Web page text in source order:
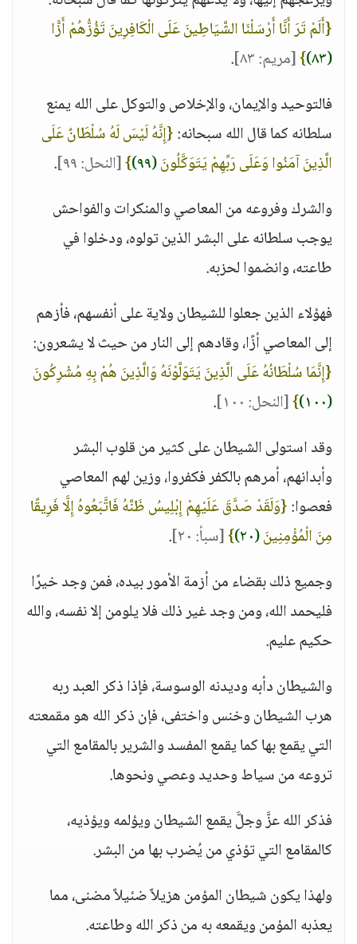
{أَلَمْ تَرَ أَنَّا أَرْسَلْنَا الشَّيَاطِينَ عَلَى الْكَافِرِينَ تَؤُزُّهُمْ أَزًّا
(٨٣)
}[مريم: ٨٣]
.
فالتوحيد والإيمان، والإخلاص والتوكل على الله يمنع
سلطانه كما قال الله سبحانه:{إِنَّهُ لَيْسَ لَهُ سُلْطَانٌ عَلَى
الَّذِينَ آمَنُوا وَعَلَى رَبِّهِمْ يَتَوَكَّلُونَ(٩٩) }[النحل: ٩٩]
.
والشرك وفروعه من المعاصي والمنكرات والفواحش
يوجب سلطانه على البشر الذين تولوه، ودخلوا في
طاعته، وانضموا لحزبه.
فهؤلاء الذين جعلوا للشيطان ولاية على أنفسهم، فأزهم
إلى المعاصي أزًا، وقادهم إلى النار من حيث لا يشعرون:
{إِنَّمَا سُلْطَانُهُ عَلَى الَّذِينَ يَتَوَلَّوْنَهُ وَالَّذِينَ هُمْ بِهِ مُشْرِكُونَ
(١٠٠)
}[النحل: ١٠٠]
.
وقد استولى الشيطان على كثير من قلوب البشر
وأبدانهم، أمرهم بالكفر فكفروا، وزين لهم المعاصي
فعصوا:{وَلَقَدْ صَدَّقَ عَلَيْهِمْ إِبْلِيسُ ظَنَّهُ فَاتَّبَعُوهُ إِلَّا فَرِيقًا
مِنَ الْمُؤْمِنِينَ(٢٠) }[سبأ: ٢٠]
.
وجميع ذلك بقضاء من أزمة الأمور بيده، فمن وجد خيرًا
فليحمد الله، ومن وجد غير ذلك فلا يلومن إلا نفسه، والله
حكيم عليم.
والشيطان دأبه وديدنه الوسوسة، فإذا ذكر العبد ربه
هرب الشيطان وخنس واختفى، فإن ذكر الله هو مقمعته
التي يقمع بها كما يقمع المفسد والشرير بالمقامع التي
تروعه من سياط وحديد وعصي ونحوها.
فذكر الله عزَّ وجلَّ يقمع الشيطان ويؤلمه ويؤذيه،
كالمقامع التي تؤذي من يُضرب بها من البشر.
ولهذا يكون شيطان المؤمن هزيلاً ضئيلاً مضنى، مما
يعذبه المؤمن ويقمعه به من ذكر الله وطاعته.